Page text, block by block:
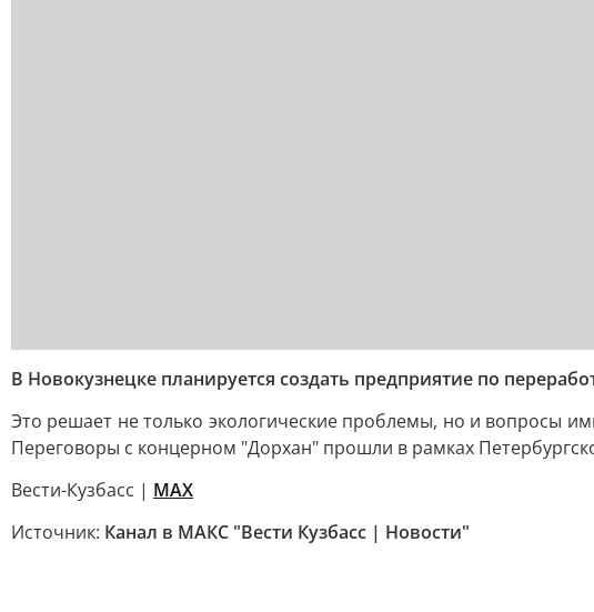
В Новокузнецке планируется создать предприятие по
Это решает не только экологические проблемы, но и вопросы
Переговоры с концерном "Дорхан" прошли в рамках
Вести-Кузбасс | MAX
Источник: Канал в МАКС "Вести Кузбасс | Новости"